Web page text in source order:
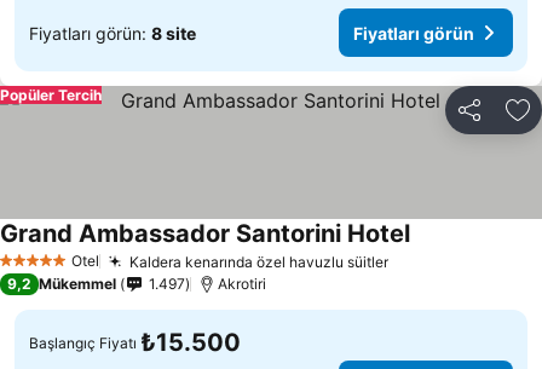
Fiyatları görün: 8 site Fiyatları görün
Paylaş
Popüler Tercih
5 Yıldız Otel Kaldera kenarında özel havuzlu süitler
Grand Ambassador Santorini Hotel
9,2 Mükemmel 1.497 Akrotiri
Başlangıç Fiyatı ₺15.500